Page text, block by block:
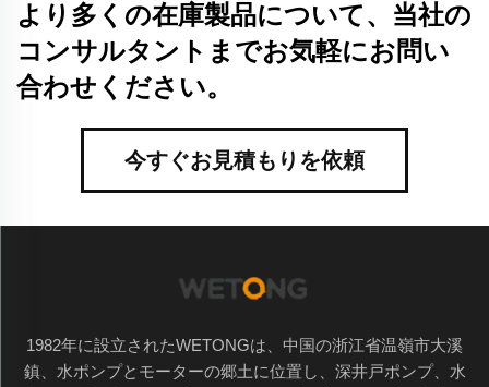
より多くの在庫製品について、当社の
コンサルタントまでお気軽にお問い
合わせください。
今すぐお見積もりを依頼
1982年に設立されたWETONGは、中国の浙江省温嶺市大溪
鎮、水ポンプとモーターの郷土に位置し、深井戸ポンプ、水